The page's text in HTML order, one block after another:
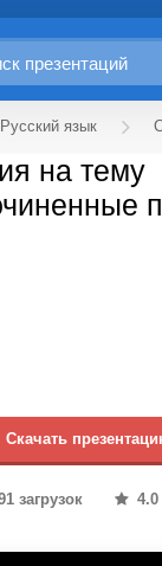
Русский язык
на тему
Скачать
загрузок 4.0